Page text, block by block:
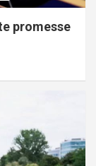
promesse